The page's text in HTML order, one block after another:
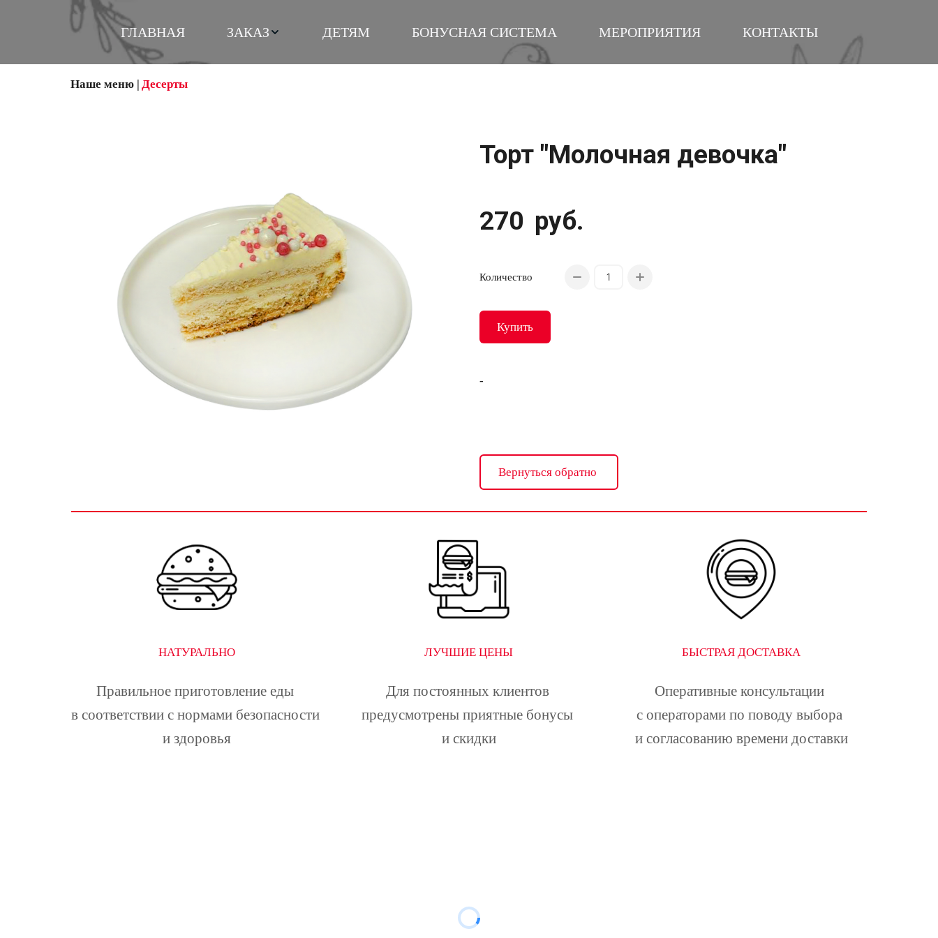
ГЛАВНАЯ ЗАКАЗ ДЕТЯМ БОНУСНАЯ СИСТЕМА МЕРОПРИЯТИЯ КОНТАКТЫ
Наше меню | Десерты
Торт "Молочная девочка"
270 руб.
Количество
Купить
-
Вернуться обратно
НАТУРАЛЬНО
Правильное приготовление еды
в соответствии с нормами безопасности
и здоровья
ЛУЧШИЕ ЦЕНЫ
Для постоянных клиентов
предусмотрены приятные бонусы
и скидки
БЫСТРАЯ ДОСТАВКА
Оперативные консультации
с операторами по поводу выбора
и согласованию времени доставки